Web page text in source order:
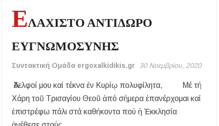
Χαλκιδική: Νεκρός 68χρονος λουόμενος στην
παραλία της Νέας Ποτίδαιας
ΕΛΑΧΙΣΤΟ ΑΝΤΙΔΩΡΟ
ΕΥΓΝΩΜΟΣΥΝΗΣ
Συντακτική Ομάδα ergoxalkidikis.gr 30 Νοεμβρίου, 2020
Ἀδελφοί μου καί τέκνα ἐν Κυρίῳ πολυφίλητα, Μέ τή
Χάρη τοῦ Τρισαγίου Θεοῦ ἀπό σήμερα ἐπανέρχομαι καί
ἐπιστρέφω πάλι στά καθήκοντα πού ἡ Ἐκκλησία